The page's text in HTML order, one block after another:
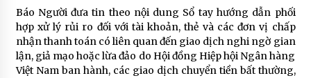
Báo Người đưa tin theo nội dung Sổ tay hướng dẫn phối
hợp xử lý rủi ro đối với tài khoản, thẻ và các đơn vị chấp
nhận thanh toán có liên quan đến giao dịch nghi ngờ gian
lận, giả mạo hoặc lừa đảo do Hội đồng Hiệp hội Ngân hàng
Việt Nam ban hành, các giao dịch chuyển tiền bất thường,